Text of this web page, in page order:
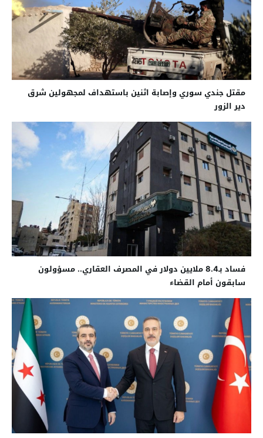
مقتل جندي سوري وإصابة اثنين باستهداف لمجهولين شرق
دير الزور
فساد بـ8.4 ملايين دولار في المصرف العقاري.. مسؤولون
سابقون أمام القضاء